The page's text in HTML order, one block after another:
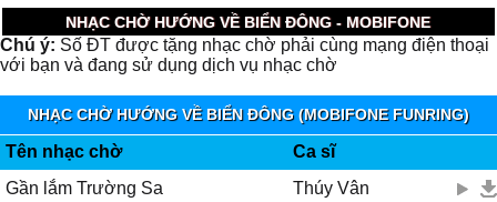
NHẠC CHỜ HƯỚNG VỀ BIỂN ĐÔNG - MOBIFONE
Chú ý: Số ĐT được tặng nhạc chờ phải cùng mạng điện thoại
với bạn và đang sử dụng dịch vụ nhạc chờ
NHẠC CHỜ HƯỚNG VỀ BIỂN ĐÔNG (MOBIFONE FUNRING)
Tên nhạc chờ
Ca sĩ
Gần lắm Trường Sa
Thúy Vân